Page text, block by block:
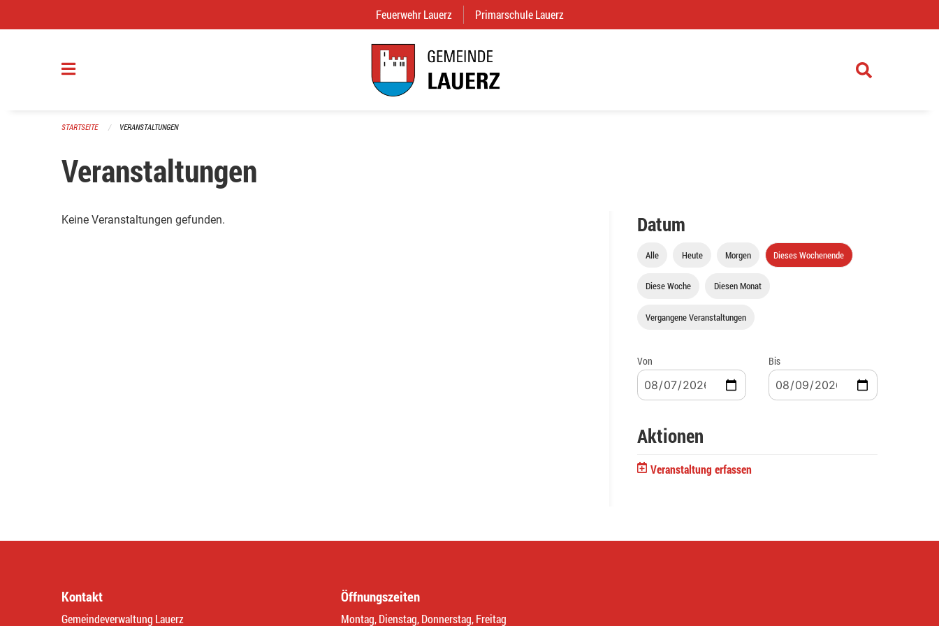
Feuerwehr Lauerz (External Link)
Primarschule Lauerz
STARTSEITE VERANSTALTUNGEN
Veranstaltungen
Keine Veranstaltungen gefunden. Datum
Alle Heute Morgen Dieses Wochenende
Diese Woche Diesen Monat
Vergangene Veranstaltungen
Von Bis
Aktionen
Veranstaltung erfassen
Kontakt
Gemeindeverwaltung Lauerz
Öffnungszeiten
Montag, Dienstag, Donnerstag, Freitag